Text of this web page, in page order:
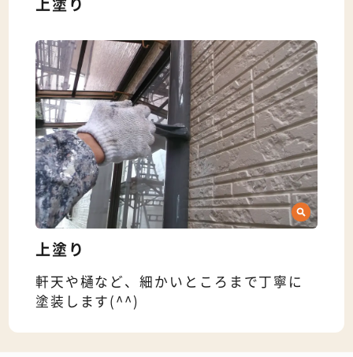
上塗り
軒天や樋など、細かいところまで丁寧に
塗装します(^^)